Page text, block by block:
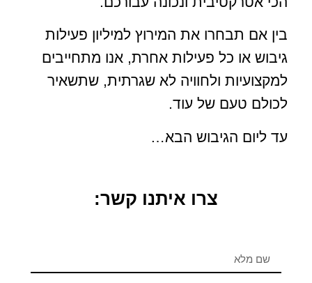
בין אם תבחרו את המירוץ למיליון פעילות
גיבוש או כל פעילות אחרת, אנו מתחייבים
למקצועיות ולחוויה לא שגרתית, שתשאיר
לכולם טעם של עוד.
עד ליום הגיבוש הבא…
צרו איתנו קשר: